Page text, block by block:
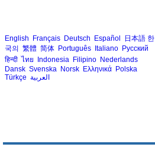
English Français Deutsch Español 日本語 한
국의 繁體 简体 Português Italiano Русский
हिन्दी ไทย Indonesia Filipino Nederlands
Dansk Svenska Norsk Ελληνικά Polska
Türkçe العربية